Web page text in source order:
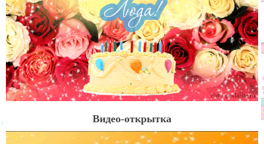
Видео-открытка